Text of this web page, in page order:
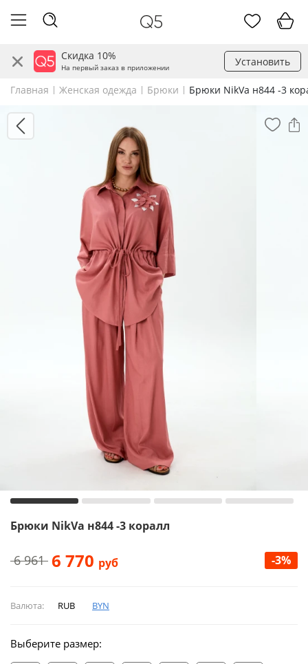
Скидка 10%
На первый заказ в приложении Установить
Главная Женская одежда Брюки Брюки NikVa н844 -3
Брюки NikVa н844 -3 коралл
6 961 6 770 руб -3%
Валюта: RUB BYN
Выберите размер: